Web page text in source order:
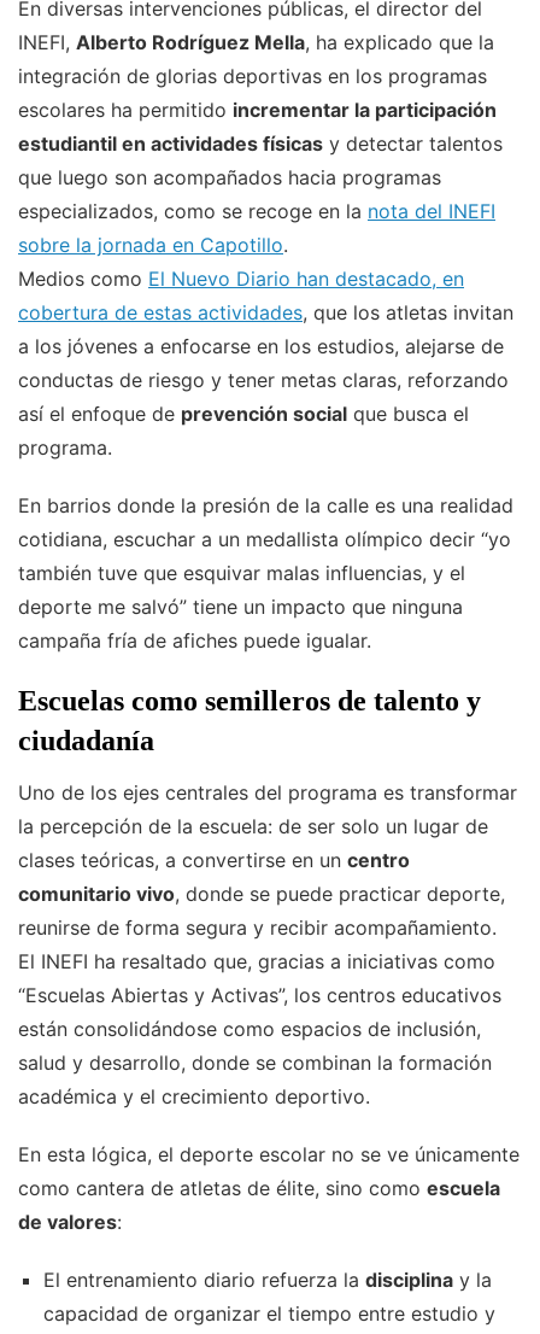
En diversas intervenciones públicas, el director del
INEFI, Alberto Rodríguez Mella, ha explicado que la
integración de glorias deportivas en los programas
escolares ha permitido incrementar la participación
estudiantil en actividades físicas y detectar talentos
que luego son acompañados hacia programas
especializados, como se recoge en la nota del INEFI
sobre la jornada en Capotillo.
Medios como El Nuevo Diario han destacado, en
cobertura de estas actividades, que los atletas invitan
a los jóvenes a enfocarse en los estudios, alejarse de
conductas de riesgo y tener metas claras, reforzando
así el enfoque de prevención social que busca el
programa.
En barrios donde la presión de la calle es una realidad
cotidiana, escuchar a un medallista olímpico decir “yo
también tuve que esquivar malas influencias, y el
deporte me salvó” tiene un impacto que ninguna
campaña fría de afiches puede igualar.
Escuelas como semilleros de talento y
ciudadanía
Uno de los ejes centrales del programa es transformar
la percepción de la escuela: de ser solo un lugar de
clases teóricas, a convertirse en un centro
comunitario vivo, donde se puede practicar deporte,
reunirse de forma segura y recibir acompañamiento.
El INEFI ha resaltado que, gracias a iniciativas como
“Escuelas Abiertas y Activas”, los centros educativos
están consolidándose como espacios de inclusión,
salud y desarrollo, donde se combinan la formación
académica y el crecimiento deportivo.
En esta lógica, el deporte escolar no se ve únicamente
como cantera de atletas de élite, sino como escuela
de valores:
El entrenamiento diario refuerza la disciplinay la
capacidad de organizar el tiempo entre estudio y